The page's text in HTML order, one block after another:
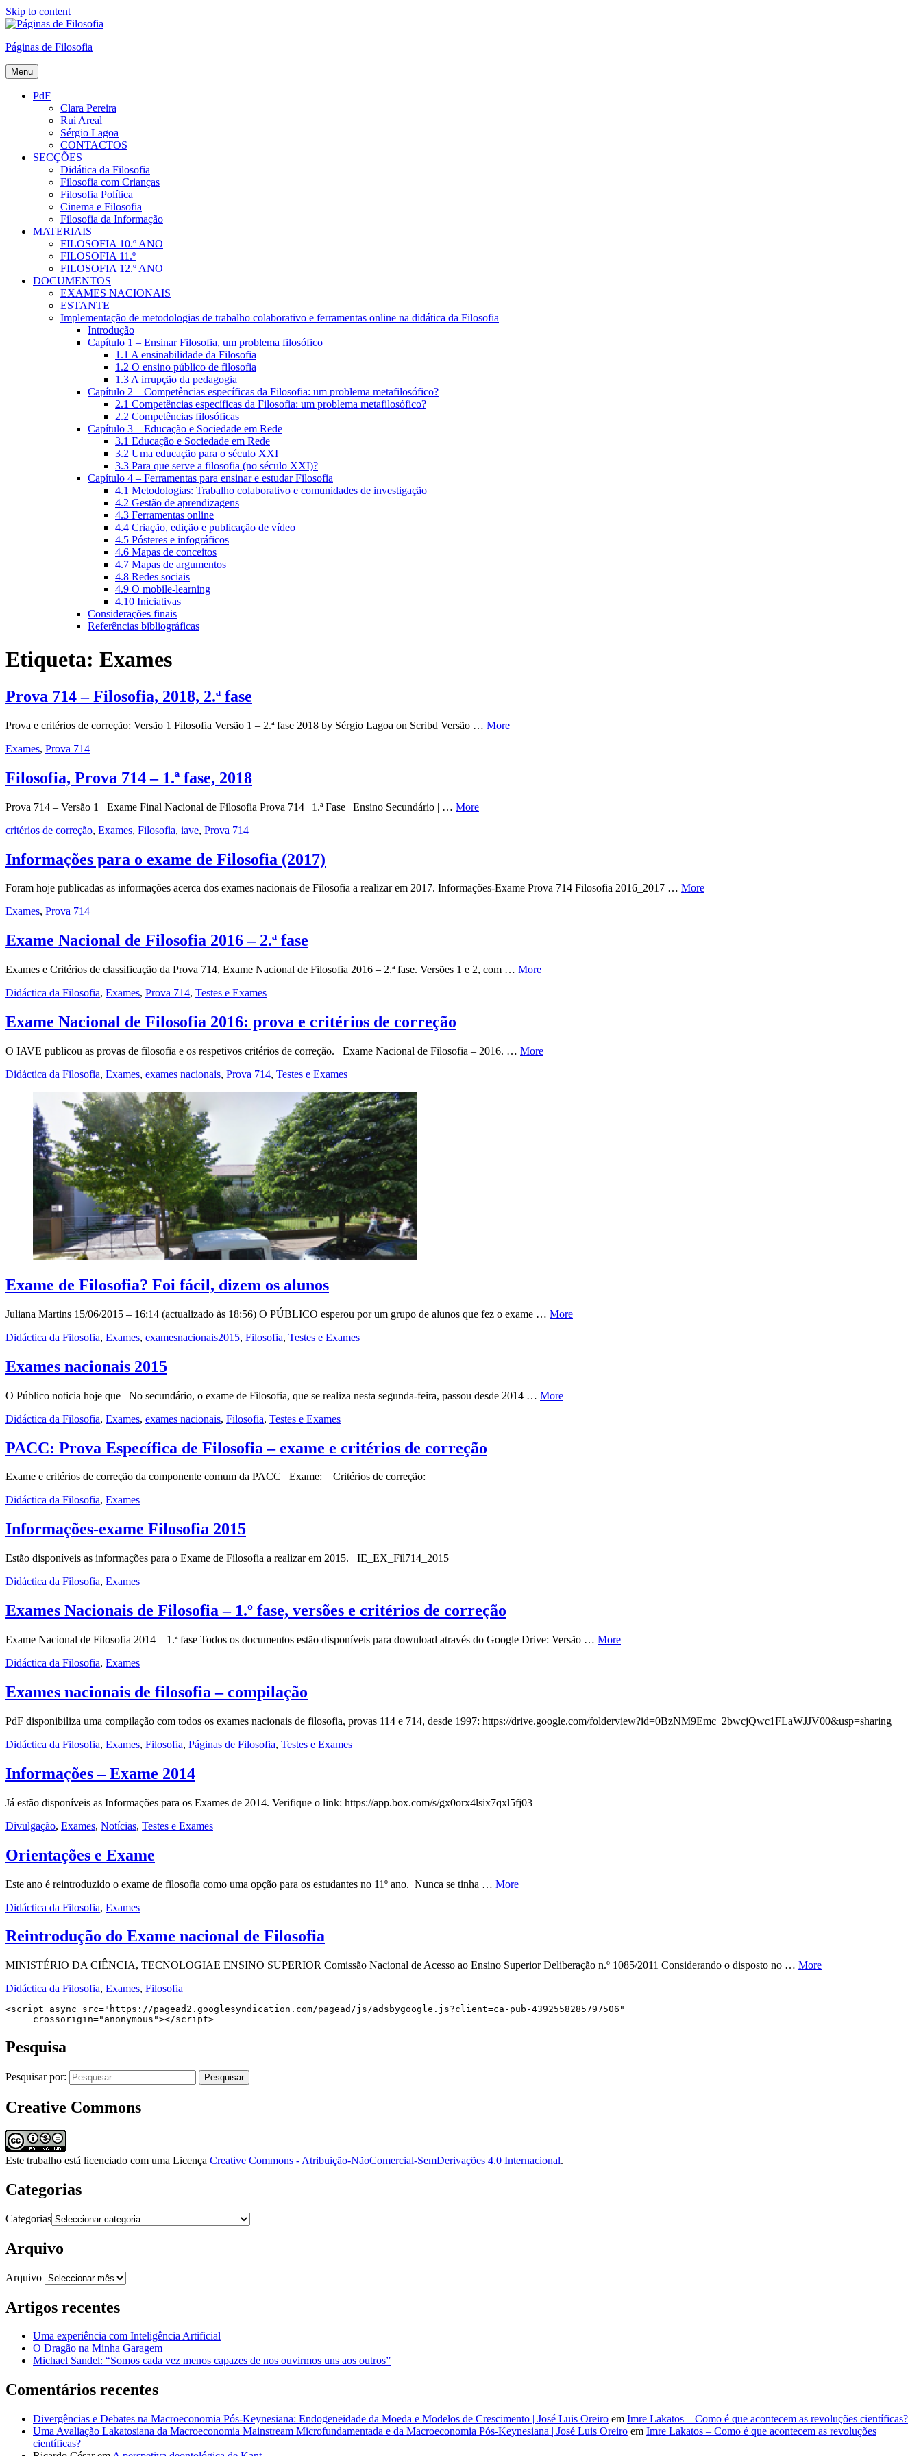
Skip to content
Páginas de Filosofia
Menu
PdF
Clara Pereira
Rui Areal
Sérgio Lagoa
CONTACTOS
SECÇÕES
Didática da Filosofia
Filosofia com Crianças
Filosofia Política
Cinema e Filosofia
Filosofia da Informação
MATERIAIS
FILOSOFIA 10.º ANO
FILOSOFIA 11.º
FILOSOFIA 12.º ANO
DOCUMENTOS
EXAMES NACIONAIS
ESTANTE
Implementação de metodologias de trabalho colaborativo e ferramentas online na didática da Filosofia
Introdução
Capítulo 1 – Ensinar Filosofia, um problema filosófico
1.1 A ensinabilidade da Filosofia
1.2 O ensino público de filosofia
1.3 A irrupção da pedagogia
Capítulo 2 – Competências específicas da Filosofia: um problema metafilosófico?
2.1 Competências específicas da Filosofia: um problema metafilosófico?
2.2 Competências filosóficas
Capítulo 3 – Educação e Sociedade em Rede
3.1 Educação e Sociedade em Rede
3.2 Uma educação para o século XXI
3.3 Para que serve a filosofia (no século XXI)?
Capítulo 4 – Ferramentas para ensinar e estudar Filosofia
4.1 Metodologias: Trabalho colaborativo e comunidades de investigação
4.2 Gestão de aprendizagens
4.3 Ferramentas online
4.4 Criação, edição e publicação de vídeo
4.5 Pósteres e infográficos
4.6 Mapas de conceitos
4.7 Mapas de argumentos
4.8 Redes sociais
4.9 O mobile-learning
4.10 Iniciativas
Considerações finais
Referências bibliográficas
Etiqueta: Exames
Prova 714 – Filosofia, 2018, 2.ª fase
Prova e critérios de correção: Versão 1 Filosofia Versão 1 – 2.ª fase 2018 by Sérgio Lagoa on Scribd Versão … More
Exames, Prova 714
Filosofia, Prova 714 – 1.ª fase, 2018
Prova 714 – Versão 1 Exame Final Nacional de Filosofia Prova 714 | 1.ª Fase | Ensino Secundário | … More
critérios de correção, Exames, Filosofia, iave, Prova 714
Informações para o exame de Filosofia (2017)
Foram hoje publicadas as informações acerca dos exames nacionais de Filosofia a realizar em 2017. Informações-Exame Prova 714 Filosofia 2016_2017 … More
Exames, Prova 714
Exame Nacional de Filosofia 2016 – 2.ª fase
Exames e Critérios de classificação da Prova 714, Exame Nacional de Filosofia 2016 – 2.ª fase. Versões 1 e 2, com … More
Didáctica da Filosofia, Exames, Prova 714, Testes e Exames
Exame Nacional de Filosofia 2016: prova e critérios de correção
O IAVE publicou as provas de filosofia e os respetivos critérios de correção. Exame Nacional de Filosofia – 2016. … More
Didáctica da Filosofia, Exames, exames nacionais, Prova 714, Testes e Exames
Exame de Filosofia? Foi fácil, dizem os alunos
Juliana Martins 15/06/2015 – 16:14 (actualizado às 18:56) O PÚBLICO esperou por um grupo de alunos que fez o exame … More
Didáctica da Filosofia, Exames, examesnacionais2015, Filosofia, Testes e Exames
Exames nacionais 2015
O Público noticia hoje que No secundário, o exame de Filosofia, que se realiza nesta segunda-feira, passou desde 2014 … More
Didáctica da Filosofia, Exames, exames nacionais, Filosofia, Testes e Exames
PACC: Prova Específica de Filosofia – exame e critérios de correção
Exame e critérios de correção da componente comum da PACC Exame: Critérios de correção:
Didáctica da Filosofia, Exames
Informações-exame Filosofia 2015
Estão disponíveis as informações para o Exame de Filosofia a realizar em 2015. IE_EX_Fil714_2015
Didáctica da Filosofia, Exames
Exames Nacionais de Filosofia – 1.º fase, versões e critérios de correção
Exame Nacional de Filosofia 2014 – 1.ª fase Todos os documentos estão disponíveis para download através do Google Drive: Versão … More
Didáctica da Filosofia, Exames
Exames nacionais de filosofia – compilação
PdF disponibiliza uma compilação com todos os exames nacionais de filosofia, provas 114 e 714, desde 1997: https://drive.google.com/folderview?id=0BzNM9Emc_2bwcjQwc1FLaWJJV00&usp=sharing
Didáctica da Filosofia, Exames, Filosofia, Páginas de Filosofia, Testes e Exames
Informações – Exame 2014
Já estão disponíveis as Informações para os Exames de 2014. Verifique o link: https://app.box.com/s/gx0orx4lsix7qxl5fj03
Divulgação, Exames, Notícias, Testes e Exames
Orientações e Exame
Este ano é reintroduzido o exame de filosofia como uma opção para os estudantes no 11º ano. Nunca se tinha … More
Didáctica da Filosofia, Exames
Reintrodução do Exame nacional de Filosofia
MINISTÉRIO DA CIÊNCIA, TECNOLOGIAE ENSINO SUPERIOR Comissão Nacional de Acesso ao Ensino Superior Deliberação n.º 1085/2011 Considerando o disposto no … More
Didáctica da Filosofia, Exames, Filosofia
<script async src="https://pagead2.googlesyndication.com/pagead/js/adsbygoogle.js?client=ca-pub-4392558285797506"
     crossorigin="anonymous"></script>
Pesquisa
Pesquisar por:
Creative Commons
Este trabalho está licenciado com uma Licença Creative Commons - Atribuição-NãoComercial-SemDerivações 4.0 Internacional.
Categorias
Categorias
Arquivo
Arquivo
Artigos recentes
Uma experiência com Inteligência Artificial
O Dragão na Minha Garagem
Michael Sandel: “Somos cada vez menos capazes de nos ouvirmos uns aos outros”
Comentários recentes
Divergências e Debates na Macroeconomia Pós-Keynesiana: Endogeneidade da Moeda e Modelos de Crescimento | José Luis Oreiro em Imre Lakatos – Como é que acontecem as revoluções científicas?
Uma Avaliação Lakatosiana da Macroeconomia Mainstream Microfundamentada e da Macroeconomia Pós-Keynesiana | José Luis Oreiro em Imre Lakatos – Como é que acontecem as revoluções
científicas?